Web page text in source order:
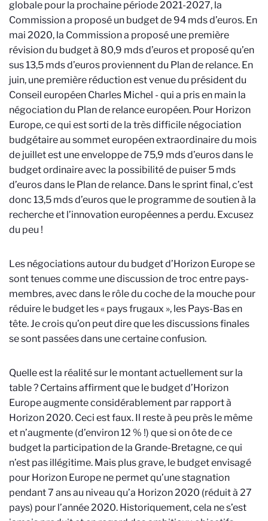
globale pour la prochaine période 2021-2027, la
Commission a proposé un budget de 94 mds d’euros. En
mai 2020, la Commission a proposé une première
révision du budget à 80,9 mds d’euros et proposé qu’en
sus 13,5 mds d’euros proviennent du Plan de relance. En
juin, une première réduction est venue du président du
Conseil européen Charles Michel - qui a pris en main la
négociation du Plan de relance européen. Pour Horizon
Europe, ce qui est sorti de la très difficile négociation
budgétaire au sommet européen extraordinaire du mois
de juillet est une enveloppe de 75,9 mds d’euros dans le
budget ordinaire avec la possibilité de puiser 5 mds
d’euros dans le Plan de relance. Dans le sprint final, c’est
donc 13,5 mds d’euros que le programme de soutien à la
recherche et l’innovation européennes a perdu. Excusez
du peu !
Les négociations autour du budget d’Horizon Europe se
sont tenues comme une discussion de troc entre pays-
membres, avec dans le rôle du coche de la mouche pour
réduire le budget les « pays frugaux », les Pays-Bas en
tête. Je crois qu’on peut dire que les discussions finales
se sont passées dans une certaine confusion.
Quelle est la réalité sur le montant actuellement sur la
table ? Certains affirment que le budget d’Horizon
Europe augmente considérablement par rapport à
Horizon 2020. Ceci est faux. Il reste à peu près le même
et n’augmente (d’environ 12 % !) que si on ôte de ce
budget la participation de la Grande-Bretagne, ce qui
n’est pas illégitime. Mais plus grave, le budget envisagé
pour Horizon Europe ne permet qu’une stagnation
pendant 7 ans au niveau qu’a Horizon 2020 (réduit à 27
pays) pour l’année 2020. Historiquement, cela ne s’est